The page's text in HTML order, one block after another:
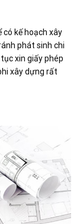
có kế hoạch xây
phát sinh chi
xin giấy phép
xây dựng rất